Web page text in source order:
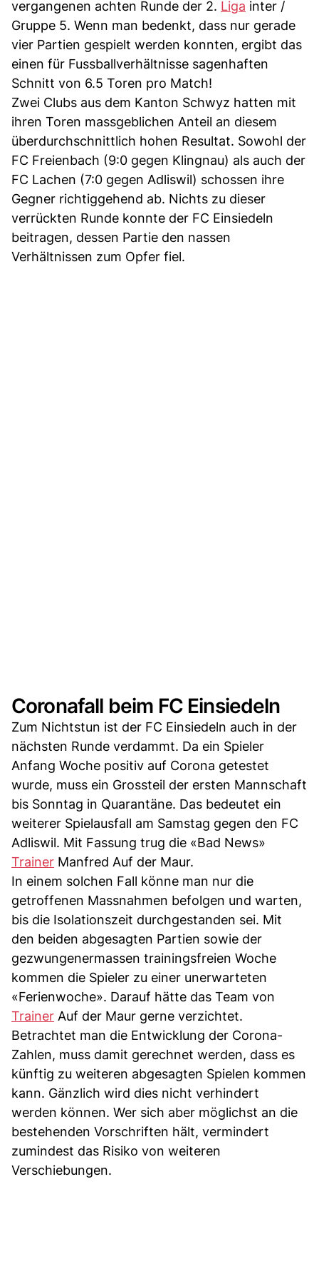
vergangenen achten Runde der 2. Liga inter /
Gruppe 5. Wenn man bedenkt, dass nur gerade
vier Partien gespielt werden konnten, ergibt das
einen für Fussballverhältnisse sagenhaften
Schnitt von 6.5 Toren pro Match!
Zwei Clubs aus dem Kanton Schwyz hatten mit
ihren Toren massgeblichen Anteil an diesem
überdurchschnittlich hohen Resultat. Sowohl der
FC Freienbach (9:0 gegen Klingnau) als auch der
FC Lachen (7:0 gegen Adliswil) schossen ihre
Gegner richtiggehend ab. Nichts zu dieser
verrückten Runde konnte der FC Einsiedeln
beitragen, dessen Partie den nassen
Verhältnissen zum Opfer fiel.
Coronafall beim FC Einsiedeln
Zum Nichtstun ist der FC Einsiedeln auch in der
nächsten Runde verdammt. Da ein Spieler
Anfang Woche positiv auf Corona getestet
wurde, muss ein Grossteil der ersten Mannschaft
bis Sonntag in Quarantäne. Das bedeutet ein
weiterer Spielausfall am Samstag gegen den FC
Adliswil. Mit Fassung trug die «Bad News»
Trainer Manfred Auf der Maur.
In einem solchen Fall könne man nur die
getroffenen Massnahmen befolgen und warten,
bis die Isolationszeit durchgestanden sei. Mit
den beiden abgesagten Partien sowie der
gezwungenermassen trainingsfreien Woche
kommen die Spieler zu einer unerwarteten
«Ferienwoche». Darauf hätte das Team von
Trainer Auf der Maur gerne verzichtet.
Betrachtet man die Entwicklung der Corona-
Zahlen, muss damit gerechnet werden, dass es
künftig zu weiteren abgesagten Spielen kommen
kann. Gänzlich wird dies nicht verhindert
werden können. Wer sich aber möglichst an die
bestehenden Vorschriften hält, vermindert
zumindest das Risiko von weiteren
Verschiebungen.